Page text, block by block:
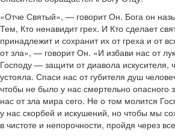
«Отче Святый», — говорит Он. Бога он
Тем, Кто ненавидит грех. И Кто сделает
принадлежит и сохранит их от греха и от
от зла», — говорит Он. «И избави нас от
Господу — защити от диавола искусителя,
устояла. Спаси нас от губителя душ
чтобы не было у нас смертельно опасного
нас от зла мира сего. Не о том молится
у нас скорбей и искушений, но чтобы мы
в чистоте и непорочности, пройдя через